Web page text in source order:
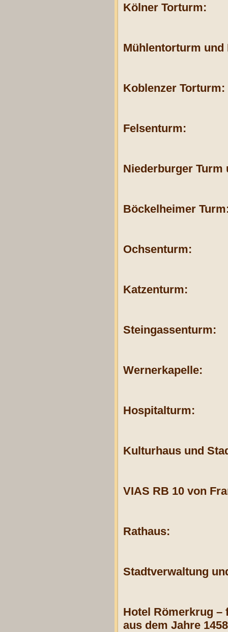
Kölner Torturm:
Mühlentorturm
Koblenzer Torturm:
Felsenturm:
Niederburger
Böckelheimer
Ochsenturm:
Katzenturm:
Steingassenturm:
Wernerkapelle:
Hospitalturm:
Kulturhaus und
VIAS RB 10 von
Rathaus:
Stadtverwaltung
Hotel Römerkrug –
aus dem Jahre 1458